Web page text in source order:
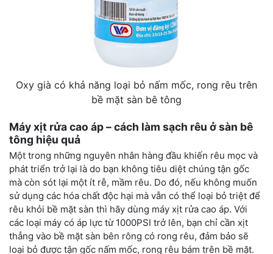
Oxy già có khả năng loại bỏ nấm mốc, rong rêu trên
bề mặt sàn bê tông
Máy xịt rửa cao áp – cách làm sạch rêu ở sàn bê
tông hiệu quả
Một trong những nguyên nhân hàng đầu khiến rêu mọc và
phát triển trở lại là do bạn không tiêu diệt chúng tận gốc
mà còn sót lại một ít rễ, mầm rêu. Do đó, nếu không muốn
sử dụng các hóa chất độc hại mà vẫn có thể loại bỏ triệt để
rêu khỏi bề mặt sàn thì hãy dùng máy xịt rửa cao áp. Với
các loại máy có áp lực từ 1000PSI trở lên, bạn chỉ cần xịt
thẳng vào bề mặt sàn bên rông có rong rêu, đảm bảo sẽ
loại bỏ được tận gốc nấm mốc, rong rêu bám trên bề mặt.